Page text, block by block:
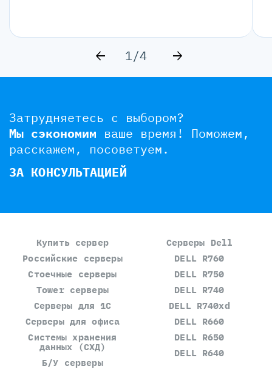
1/4
Затрудняетесь с выбором?
Мы сэкономим ваше время! Поможем,
расскажем, посоветуем.
ЗА КОНСУЛЬТАЦИЕЙ
Купить сервер
Российские серверы
Стоечные серверы
Tower серверы
Серверы для 1С
Серверы для офиса
Системы хранения
данных (СХД)
Б/У серверы
Серверы Dell
DELL R760
DELL R750
DELL R740
DELL R740xd
DELL R660
DELL R650
DELL R640